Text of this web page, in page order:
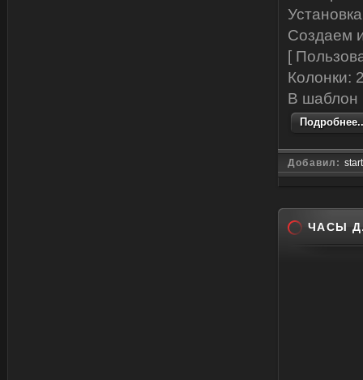
Создаем
[
Колонки:
В шаблон
Добавил:
ЧАСЫ